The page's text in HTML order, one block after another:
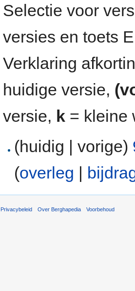
Selectie voor
versies en toets
Verklaring
huidige versie,
versie, k = kleine
(huidig | vorige)
(overleg |
Privacybeleid Over Berghapedia Voorbehoud